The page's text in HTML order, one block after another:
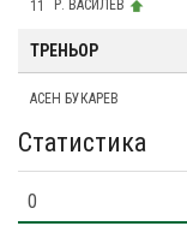
11 Р. ВАСИЛЕВ
ТРЕНЬОР
АСЕН БУКАРЕВ
Статистика
0